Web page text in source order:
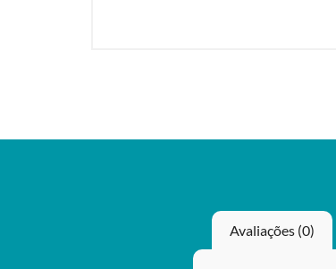
Avaliações (0)